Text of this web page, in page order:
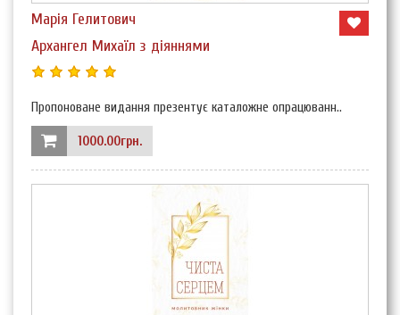
Марія Гелитович
Архангел Михаїл з діяннями
Пропоноване видання презентує каталожне опрацюванн..
1000.00грн.